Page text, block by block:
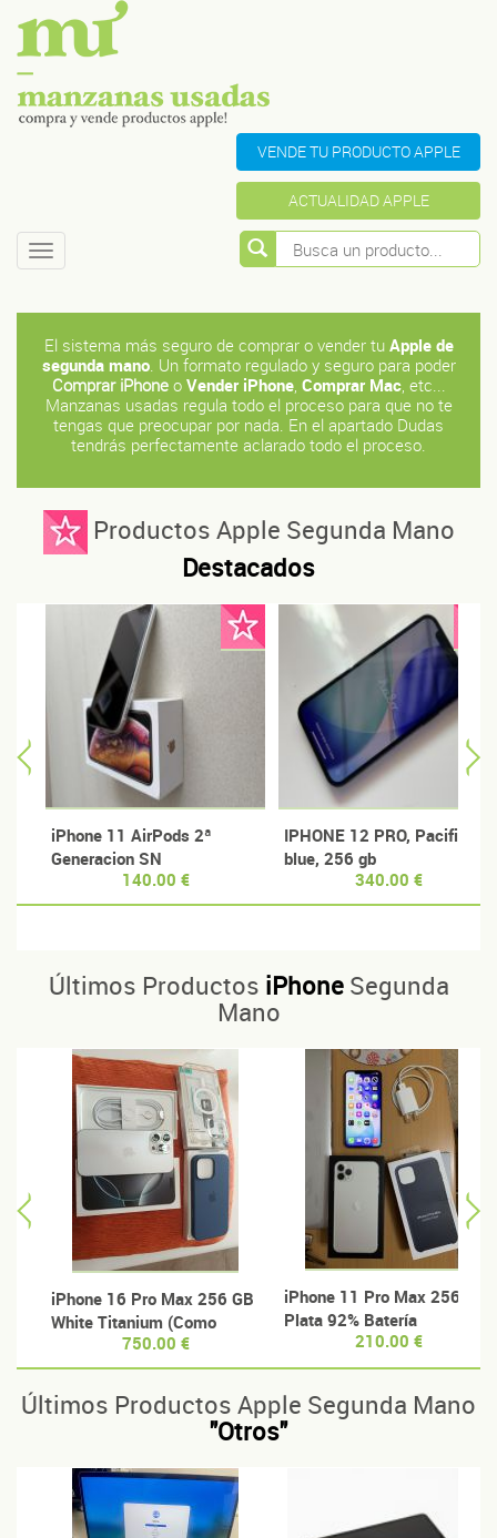
VENDE TU PRODUCTO APPLE
ACTUALIDAD APPLE
Toggle
navigation
El sistema más seguro de comprar o vender tu Apple de
segunda mano. Un formato regulado y seguro para poder
Comprar iPhoneo Vender iPhone, Comprar Mac, etc...
Manzanas usadas regula todo el proceso para que no te
tengas que preocupar por nada. En el apartado Dudas
tendrás perfectamente aclarado todo el proceso.
Productos Apple Segunda Mano
Destacados
iPhone 11 AirPods 2ª
Generacion SN
GRYD3G0WLX2Y
140.00 €
IPHONE 12 PRO, Pacific
blue, 256 gb
340.00 €
Últimos Productos iPhoneSegunda
Mano
iPhone 16 Pro Max 256 GB
White Titanium (Como
750.00 €
iPhone 11 Pro Max 256Gb
Plata 92% Batería
210.00 €
Últimos Productos Apple Segunda Mano
"Otros"